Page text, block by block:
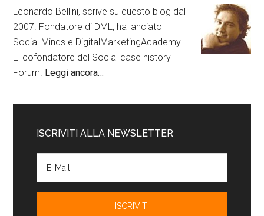
Leonardo Bellini, scrive su questo blog dal
2007. Fondatore di DML, ha lanciato
Social Minds e DigitalMarketingAcademy.
E' cofondatore del Social case history
Forum. Leggi ancora…
ISCRIVITI ALLA NEWSLETTER